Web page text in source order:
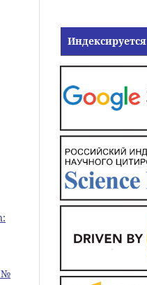
№
Индексируется